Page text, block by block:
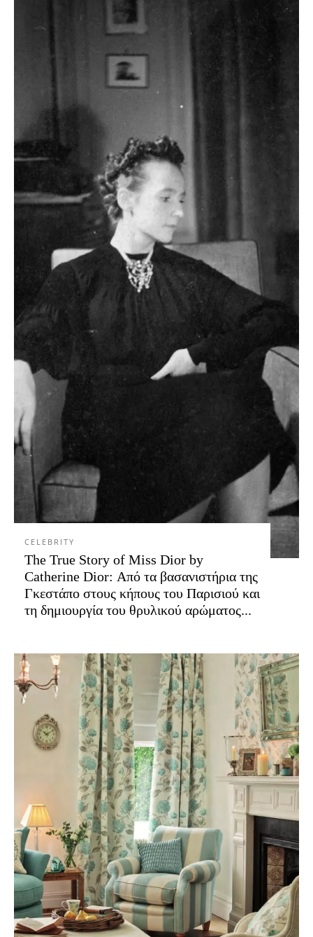
CELEBRITY
The True Story of Miss Dior by
Catherine Dior: Από τα βασανιστήρια της
Γκεστάπο στους κήπους του Παρισιού και
τη δημιουργία του θρυλικού αρώματος...